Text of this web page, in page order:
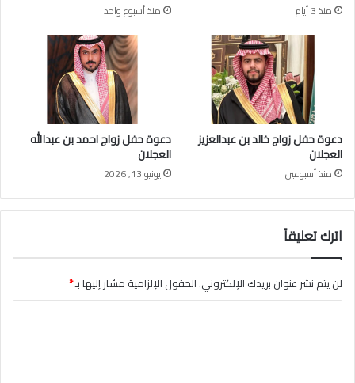
ا
ا
د
ي
ة
ل منذ 3 أيام منذ أسبوع واحد
دعوة حفل زواج خالد بن عبدالعزيز
العجلان
منذ أسبوعين
دعوة حفل زواج احمد بن عبدالله
العجلان
يونيو 13, 2026
اترك تعليقاً
لن يتم نشر عنوان بريدك الإلكتروني.الحقول الإلزامية مشار إليها بـ*